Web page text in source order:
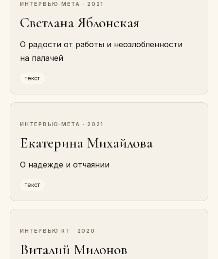
ИНТЕРВЬЮ · МЕТА · 2021
Светлана Яблонская
О радости от работы и неозлобленности
на палачей
текст
ИНТЕРВЬЮ · МЕТА · 2021
Екатерина Михайлова
О надежде и отчаянии
текст
ИНТЕРВЬЮ · RT · 2020
Виталий Милонов